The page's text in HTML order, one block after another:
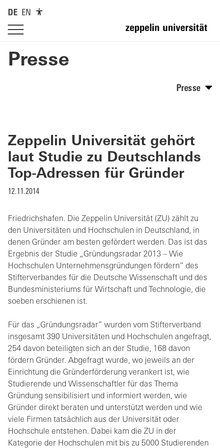
DE EN
Presse
Presse
Zeppelin Universität gehört
laut Studie zu Deutschlands
Top-Adressen für Gründer
12.11.2014
Friedrichshafen. Die Zeppelin Universität (ZU) zählt zu
den Universitäten und Hochschulen in Deutschland, in
denen Gründer am besten gefördert werden. Das ist das
Ergebnis der Studie „Gründungsradar 2013 – Wie
Hochschulen Unternehmensgründungen fördern“ des
Stifterverbandes für die Deutsche Wissenschaft und des
Bundesministeriums für Wirtschaft und Technologie, die
soeben erschienen ist.
Für das „Gründungsradar“ wurden vom Stifterverband
insgesamt 390 Universitäten und Hochschulen angefragt,
254 davon beteiligten sich an der Studie, 168 davon
fördern Gründer. Abgefragt wurde, wo jeweils an der
Einrichtung die Gründerförderung verankert ist, wie
Studierende und Wissenschaftler für das Thema
Gründung sensibilisiert und informiert werden, wie
Gründer direkt beraten und unterstützt werden und wie
viele Firmen tatsächlich aus der Universität oder
Hochschule entstehen. Dabei kam die ZU in der
Kategorie der Hochschulen mit bis zu 5000 Studierenden